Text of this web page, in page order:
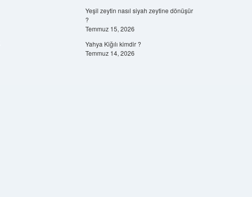
Yeşil zeytin nasıl siyah zeytine dönüşür
?
Temmuz 15, 2026
Yahya Kiğılı kimdir ?
Temmuz 14, 2026